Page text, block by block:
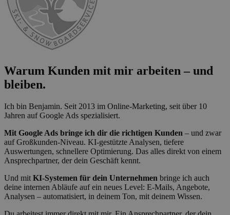
Warum Kunden mit mir arbeiten – und
bleiben.
Ich bin Benjamin. Seit 2013 im Online-Marketing, seit über 10
Jahren auf Google Ads spezialisiert.
Mit Google Ads bringe ich dir die richtigen Kunden – und zwar
auf Großkunden-Niveau. KI-gestützte Analysen, tiefere
Auswertungen, schnellere Optimierung. Das alles direkt von einem
Ansprechpartner, der dein Geschäft kennt.
Und mit KI-Systemen für dein Unternehmen bringe ich auch
deine internen Abläufe auf ein neues Level: E-Mails, Angebote,
Analysen – automatisiert, in deinem Ton, mit deinem Wissen.